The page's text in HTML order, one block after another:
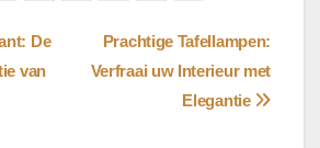
Prachtige Tafellampen:
Verfraai uw Interieur met
Elegantie
De
van